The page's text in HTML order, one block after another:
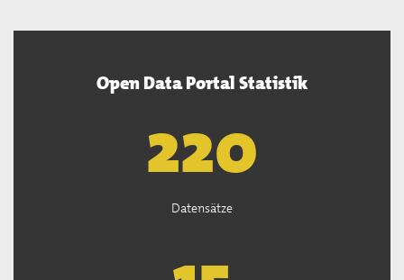
Open Data Portal Statistik
222
Datensätze